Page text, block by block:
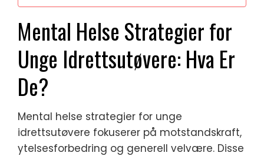
Mental Helse Strategier for
Unge Idrettsutøvere: Hva Er
De?
Mental helse strategier for unge
idrettsutøvere fokuserer på motstandskraft,
ytelsesforbedring og generell velvære. Disse